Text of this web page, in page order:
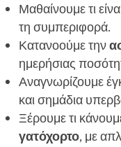
Μαθαίνουμε τι
τη συμπεριφορά.
Κατανοούμε την
ημερήσιας
Αναγνωρίζουμε
και σημάδια
Ξέρουμε τι
γατόχορτο, με